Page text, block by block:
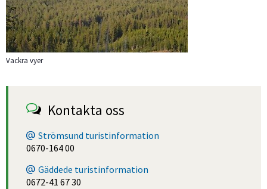
Vackra vyer
Kontakta oss
Strömsund turistinformation
0670-164 00
Gäddede turistinformation
0672-41 67 30